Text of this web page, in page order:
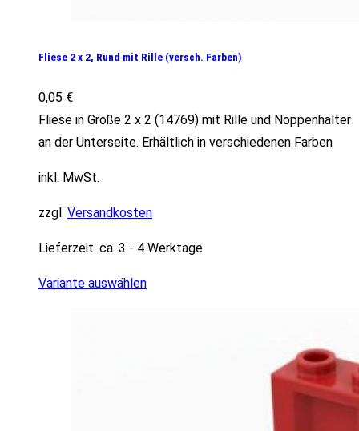
Fliese 2 x 2, Rund mit Rille (versch. Farben)
0,05 €
Fliese in Größe 2 x 2 (14769) mit Rille und Noppenhalter
an der Unterseite. Erhältlich in verschiedenen Farben
inkl. MwSt.
zzgl. Versandkosten
Lieferzeit: ca. 3 - 4 Werktage
Variante auswählen